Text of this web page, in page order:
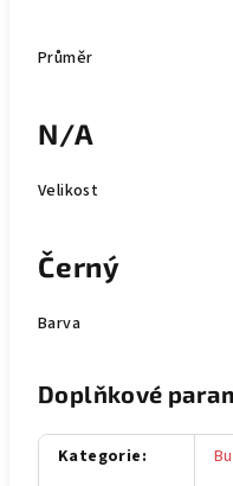
Průměr
N/A
Velikost
Černý
Barva
Doplňkové
Kategorie: